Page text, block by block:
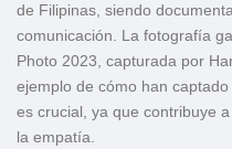
de Filipinas, siendo
comunicación. La fotografía
Photo 2023, capturada por
ejemplo de cómo han
es crucial, ya que contribuye
la empatía.